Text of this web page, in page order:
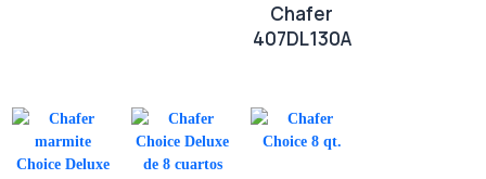
Chafer
407DL130A